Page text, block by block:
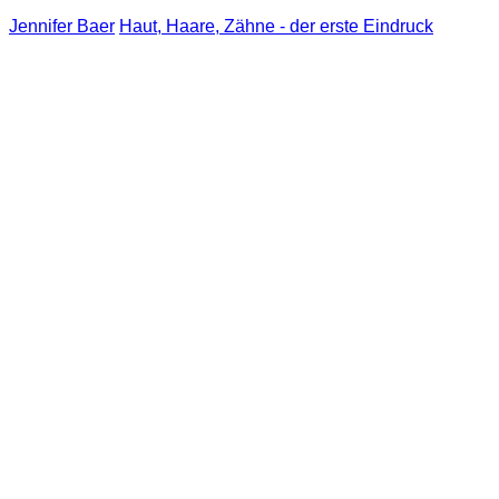
Jennifer Baer Haut, Haare, Zähne - der erste Eindruck